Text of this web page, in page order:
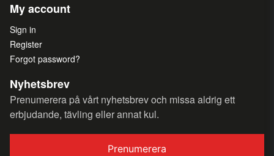
My account
Sign in
Register
Forgot password?
Nyhetsbrev
Prenumerera på vårt nyhetsbrev och missa aldrig ett
erbjudande, tävling eller annat kul.
Prenumerera